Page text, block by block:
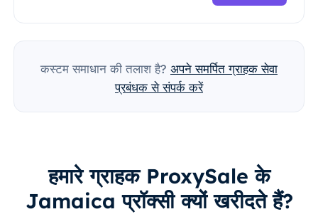
कस्टम समाधान की तलाश है? अपने समर्पित ग्राहक सेवा
प्रबंधक से संपर्क करें
हमारे ग्राहक ProxySale के
Jamaica प्रॉक्सी क्यों खरीदते हैं?